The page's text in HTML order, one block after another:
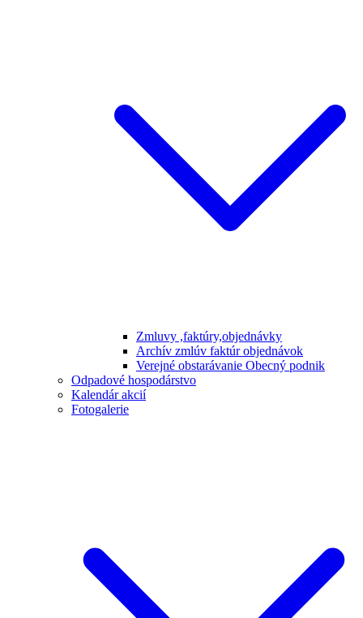
Zmluvy ,faktúry,objednávky
Archív zmlúv faktúr objednávok
Verejné obstarávanie Obecný podnik
Odpadové hospodárstvo
Kalendár akcií
Fotogalerie